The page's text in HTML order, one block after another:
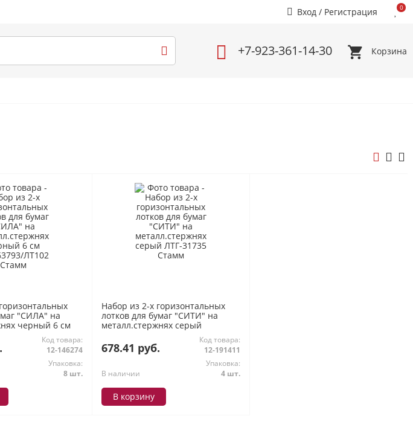
Вход / Регистрация 0
+7-923-361-14-30 Корзина
"СИЛА" на
черный 6 см
СтаммКод товара:
12-146274
Упаковка:
8 шт.
Набор из 2-х горизонтальных
лотков для бумаг "СИТИ" на
металл.стержнях серый
678.41 руб.
Код товара:
12-191411
В наличии
Упаковка:
4 шт.
В корзину